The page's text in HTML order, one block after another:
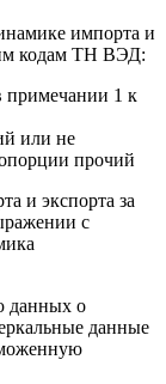
импорта и
кодам ТН ВЭД:
примечании 1 к
или не
прочий
и экспорта за
с
данных о
данные